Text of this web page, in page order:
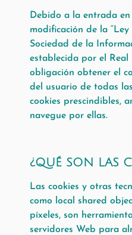
Debido a la entrada
modificación de la
Sociedad de la
establecida por el Real
obligación obtener el
del usuario de todas
cookies prescindibles,
navegue por ellas.
¿QUÉ SON LAS
Las cookies y otras
como local shared
píxeles, son
servidores Web para